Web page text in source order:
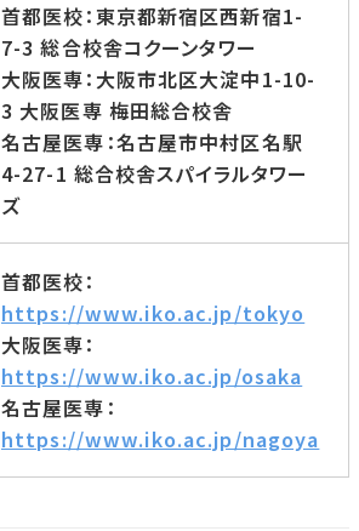
首都医校：東京都新宿区西新宿1-
7-3 総合校舎コクーンタワー
大阪医専：大阪市北区大淀中1-10-
3 大阪医専 梅田総合校舎
名古屋医専：名古屋市中村区名駅
4-27-1 総合校舎スパイラルタワー
ズ
首都医校：
https://www.iko.ac.jp/tokyo
大阪医専：
https://www.iko.ac.jp/osaka
名古屋医専：
https://www.iko.ac.jp/nagoya